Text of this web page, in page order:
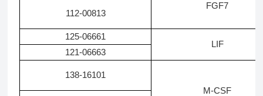
FGF7
112-00813
125-06661
LIF
121-06663
138-16101
M-CSF